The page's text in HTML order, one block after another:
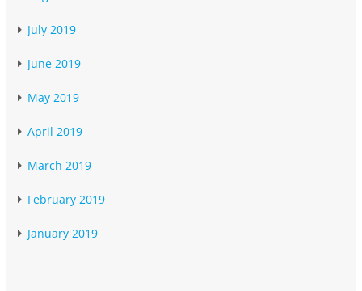
July 2019
June 2019
May 2019
April 2019
March 2019
February 2019
January 2019